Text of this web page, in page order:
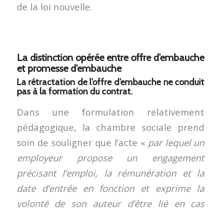
de la loi nouvelle.
La distinction opérée entre offre d’embauche
et promesse d’embauche
La rétractation de l’offre d’embauche ne conduit
pas à la formation du contrat.
Dans une formulation relativement
pédagogique, la chambre sociale prend
soin de souligner que l’acte « par lequel un
employeur propose un engagement
précisant l’emploi, la rémunération et la
date d’entrée en fonction et exprime la
volonté de son auteur d’être lié en cas